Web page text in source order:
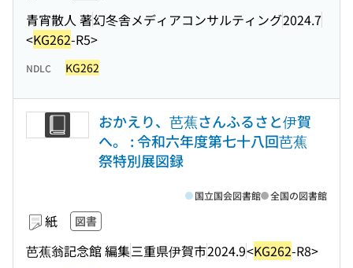
青宵散人 著幻冬舎メディアコンサルティング2024.7
<KG262-R5>
NDLC KG262
おかえり、芭蕉さんふるさと伊賀
へ。 : 令和六年度第七十八回芭蕉
祭特別展図録
紙 図書
芭蕉翁記念館 編集三重県伊賀市2024.9<KG262-R8>
国立国会図書館 全国の図書館